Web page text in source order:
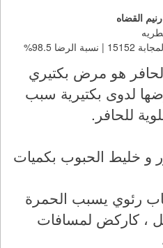
القضاه
الرضا 98.5%
هو مرض بكتيري
لدوى بكتيرية سبب
للحافر.
و خليط الحبوب بكميات
، كاركض لمسافات